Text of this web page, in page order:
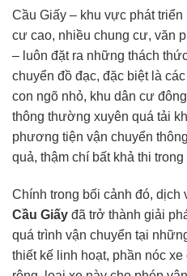
Cầu Giấy – khu vực phát
cư cao, nhiều chung cư, văn
– luôn đặt ra những thách
chuyển đồ đạc, đặc biệt là
con ngõ nhỏ, khu dân cư
thông thường xuyên quá tải
phương tiện vận chuyển
quả, thậm chí bất khả thi
Chính trong bối cảnh đó, dịch
Cầu Giấy đã trở thành giải
quá trình vận chuyển tại
thiết kế linh hoạt, phần nóc